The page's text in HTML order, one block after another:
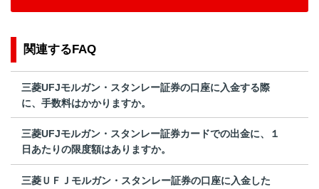
関連するFAQ
三菱UFJモルガン・スタンレー証券の口座に入金する際
に、手数料はかかりますか。
三菱UFJモルガン・スタンレー証券カードでの出金に、１
日あたりの限度額はありますか。
三菱ＵＦＪモルガン・スタンレー証券の口座に入金した